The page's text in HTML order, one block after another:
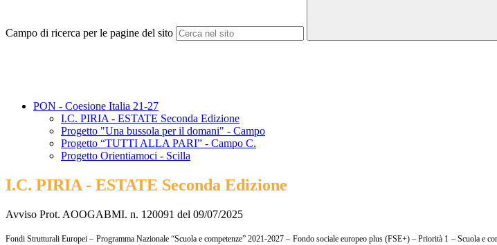
Campo di ricerca per le pagine del sito
PON - Coesione Italia 21-27
I.C. PIRIA - ESTATE Seconda Edizione
Progetto "Una bussola per il domani" - Campo
Progetto “TUTTI ALLA PARI” - Campo C.
Progetto Orientiamoci - Scilla
I.C. PIRIA - ESTATE Seconda Edizione
Avviso Prot. AOOGABMI. n. 120091 del 09/07/2025
Fondi Strutturali Europei – Programma Nazionale “Scuola e competenze” 2021-2027 – Fondo sociale europeo plus (FSE+) – Priorità 1 – Scuola e